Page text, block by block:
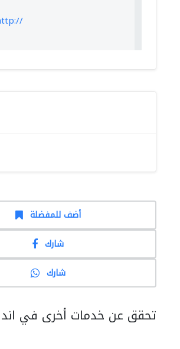
أضف للمفضلة
شارك
شارك
تحقق عن خدمات أخرى في